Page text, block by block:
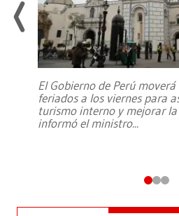
El Gobierno de Perú
feriados a los viernes para
turismo interno y mejorar
informó el ministro...